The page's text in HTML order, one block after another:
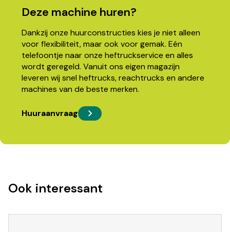
Deze machine huren?
Dankzij onze huurconstructies kies je niet alleen
voor flexibiliteit, maar ook voor gemak. Eén
telefoontje naar onze heftruckservice en alles
wordt geregeld. Vanuit ons eigen magazijn
leveren wij snel heftrucks, reachtrucks en andere
machines van de beste merken.
Huuraanvraag
Ook interessant